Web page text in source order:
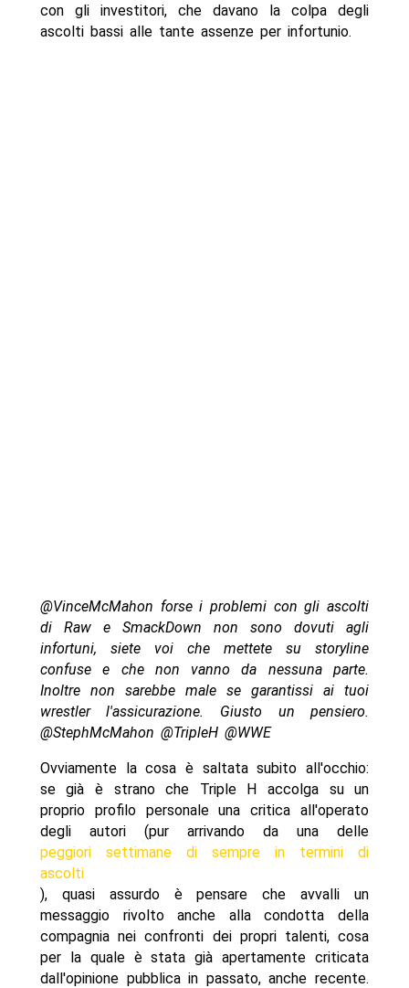
con gli investitori, che davano la colpa degli
ascolti bassi alle tante assenze per infortunio.
@VinceMcMahon forse i problemi con gli ascolti
di Raw e SmackDown non sono dovuti agli
infortuni, siete voi che mettete su storyline
confuse e che non vanno da nessuna parte.
Inoltre non sarebbe male se garantissi ai tuoi
wrestler l'assicurazione. Giusto un pensiero.
@StephMcMahon @TripleH @WWE
Ovviamente la cosa è saltata subito all'occhio:
se già è strano che Triple H accolga su un
proprio profilo personale una critica all'operato
degli autori (pur arrivando da una delle
peggiori settimane di sempre in termini di
ascolti
), quasi assurdo è pensare che avvalli un
messaggio rivolto anche alla condotta della
compagnia nei confronti dei propri talenti, cosa
per la quale è stata già apertamente criticata
dall'opinione pubblica in passato, anche recente.